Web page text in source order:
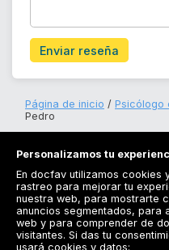
Enviar reseña
Página de inicio Psicólogo
Pedro
Docfav
Personalizamos tu
En docfav utilizamos cookies
rastreo para mejorar tu
nuestra web, para mostrarte
anuncios segmentados, para
web y para comprender de
visitantes. Si das tu
usará cookies y datos: